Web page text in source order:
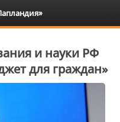
и науки РФ
для граждан»